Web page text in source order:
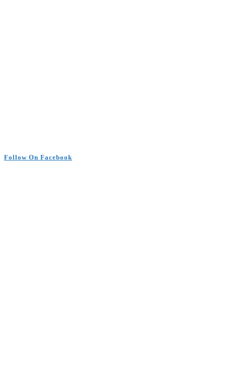
Follow On Facebook